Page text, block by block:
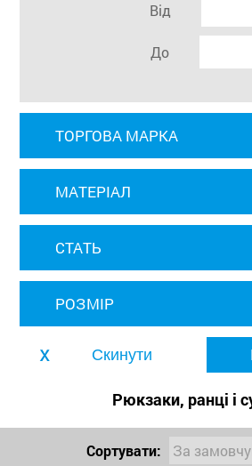
Від
До
ТОРГОВА МАРКА
МАТЕРІАЛ
СТАТЬ
РОЗМІР
Рюкзаки, ранці і
Сортувати: